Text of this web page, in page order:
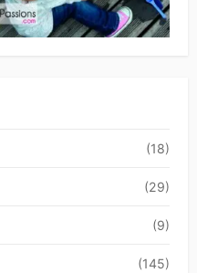
(18)
(29)
(9)
(145)